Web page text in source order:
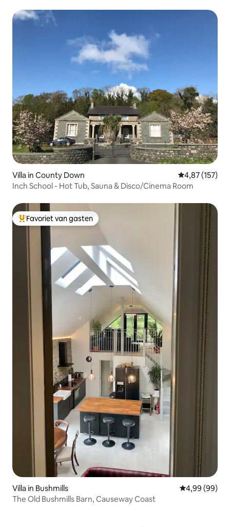
Villa in County Down Gemiddelde
4,87 (157)
Inch School - Hot Tub, Sauna & Disco/Cinema Room
Topfavoriet van gasten
Favoriet van gasten
Villa in Bushmills Gemiddelde
4,99 (99)
The Old Bushmills Barn, Causeway Coast